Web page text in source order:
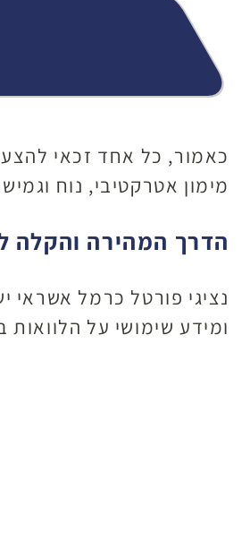
כאמור, כל אחד זכאי
מימון אטרקטיבי, נוח
הדרך המהירה והקלה
נציגי פורטל כרמל אשראי
ומידע שימושי על הלוואות